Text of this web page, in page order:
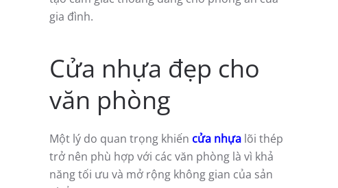
gia đình.
Cửa nhựa đẹp cho
văn phòng
Một lý do quan trọng khiến cửa nhựa lõi thép
trở nên phù hợp với các văn phòng là vì khả
năng tối ưu và mở rộng không gian của sản